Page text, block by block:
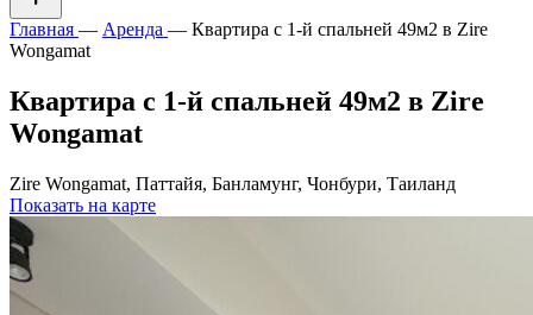
Главная — Аренда — Квартира с 1-й спальней 49м2 в Zire
Wongamat
Квартира с 1-й спальней 49м2 в Zire
Wongamat
Zire Wongamat, Паттайя, Банламунг, Чонбури, Таиланд
Показать на карте